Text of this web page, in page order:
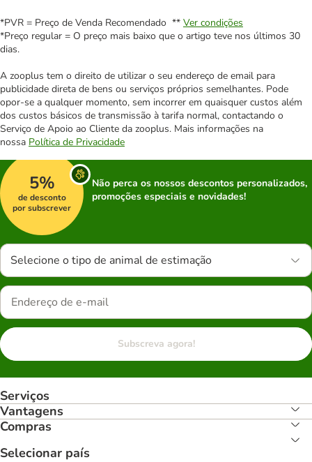
*PVR = Preço de Venda Recomendado ** Ver condições
*Preço regular = O preço mais baixo que o artigo teve nos últimos 30
dias.
A zooplus tem o direito de utilizar o seu endereço de email para
publicidade direta de bens ou serviços próprios semelhantes. Pode
opor-se a qualquer momento, sem incorrer em quaisquer custos além
dos custos básicos de transmissão à tarifa normal, contactando o
Serviço de Apoio ao Cliente da zooplus. Mais informações na
nossa Política de Privacidade
5%
de desconto
por subscrever
Não perca os nossos descontos personalizados,
promoções especiais e novidades!
Selecione o tipo de animal de estimação
Subscreva agora!
Serviços
Vantagens
Compras
Selecionar país